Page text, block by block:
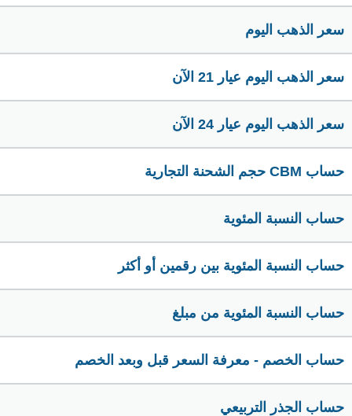
سعر الذهب اليوم
سعر الذهب اليوم عيار 21 الآن
سعر الذهب اليوم عيار 24 الآن
حساب CBM حجم الشحنة التجارية
حساب النسبة المئوية
حساب النسبة المئوية بين رقمين أو أكثر
حساب النسبة المئوية من مبلغ
حساب الخصم - معرفة السعر قبل وبعد الخصم
حساب الجذر التربيعي